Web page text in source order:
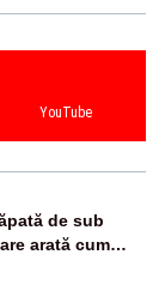
YouTube
de sub
arată cum